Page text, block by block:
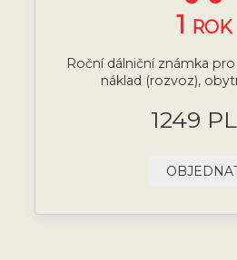
1 ROK
Roční dálniční známka
náklad (rozvoz),
1249